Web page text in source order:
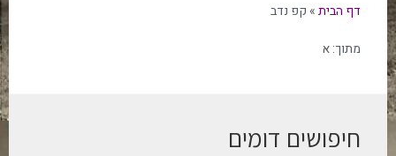
דף הבית» קפ נדב
מתוך:א
חיפושים דומים